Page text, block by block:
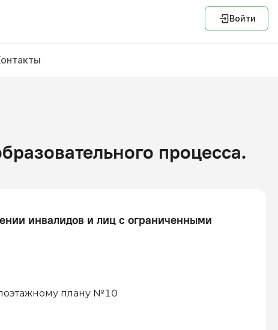
Войти
процесса.
инвалидов и лиц с ограниченными
плану №10